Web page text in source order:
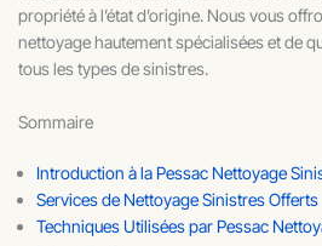
propriété à l’état d’origine. Nous vous
nettoyage hautement spécialisées et de
tous les types de sinistres.
Sommaire
Introduction à la Pessac Nettoyage
Services de Nettoyage Sinistres Offerts
Techniques Utilisées par Pessac